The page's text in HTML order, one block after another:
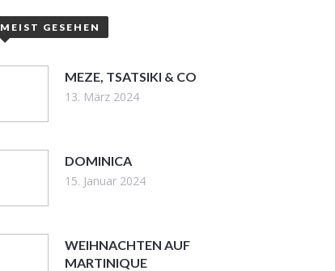
MEIST GESEHEN
MEZE, TSATSIKI & CO
13. März 2024
DOMINICA
15. Januar 2024
WEIHNACHTEN AUF
MARTINIQUE